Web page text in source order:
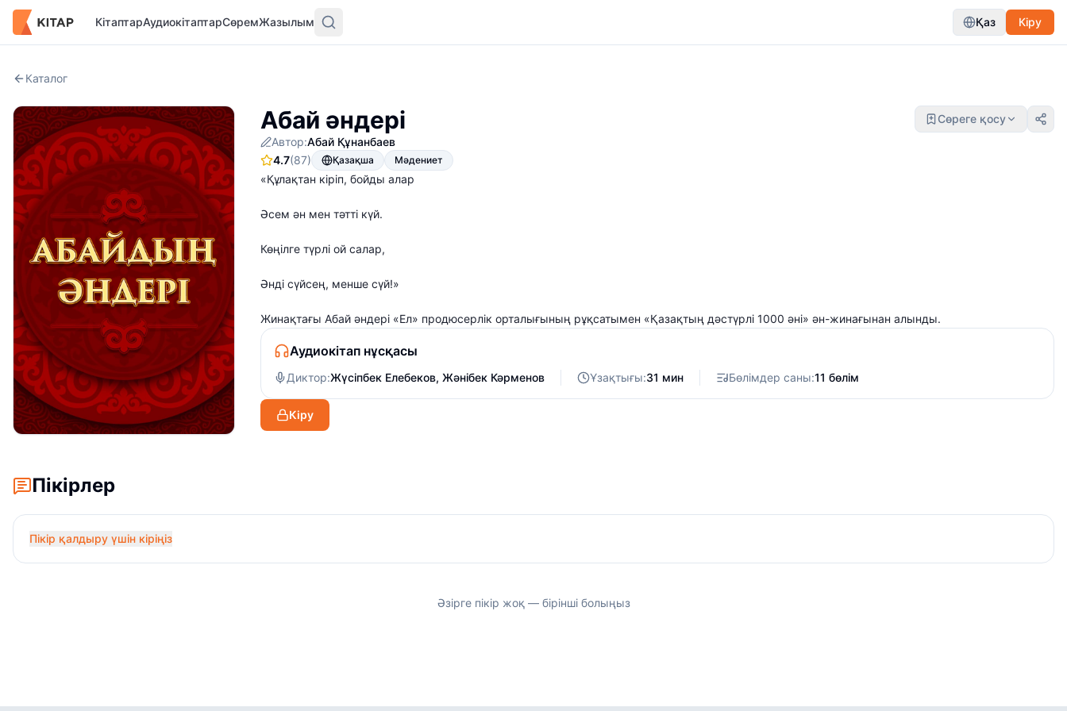
КітаптарАудиокітаптарСөремЖазылым Қаз Кіру
Каталог
Абай әндері
Сөреге қосу
Автор:Абай Құнанбаев
4.7(87) Қазақша Мәдениет
«Құлақтан кіріп, бойды алар
Әсем ән мен тәтті күй.
Көңілге түрлі ой салар,
Әнді сүйсең, менше сүй!»
Жинақтағы Абай әндері «Ел» продюсерлік орталығының рұқсатымен «Қазақтың дәстүрлі 1000 әні» ән-жинағынан алынды.
Аудиокітап нұсқасы
Диктор:Жүсіпбек Елебеков, Жәнібек Кәрменов Ұзақтығы:31 мин Бөлімдер саны:11 бөлім
Кіру
Пікірлер
Пікір қалдыру үшін кіріңіз
Әзірге пікір жоқ — бірінші болыңыз